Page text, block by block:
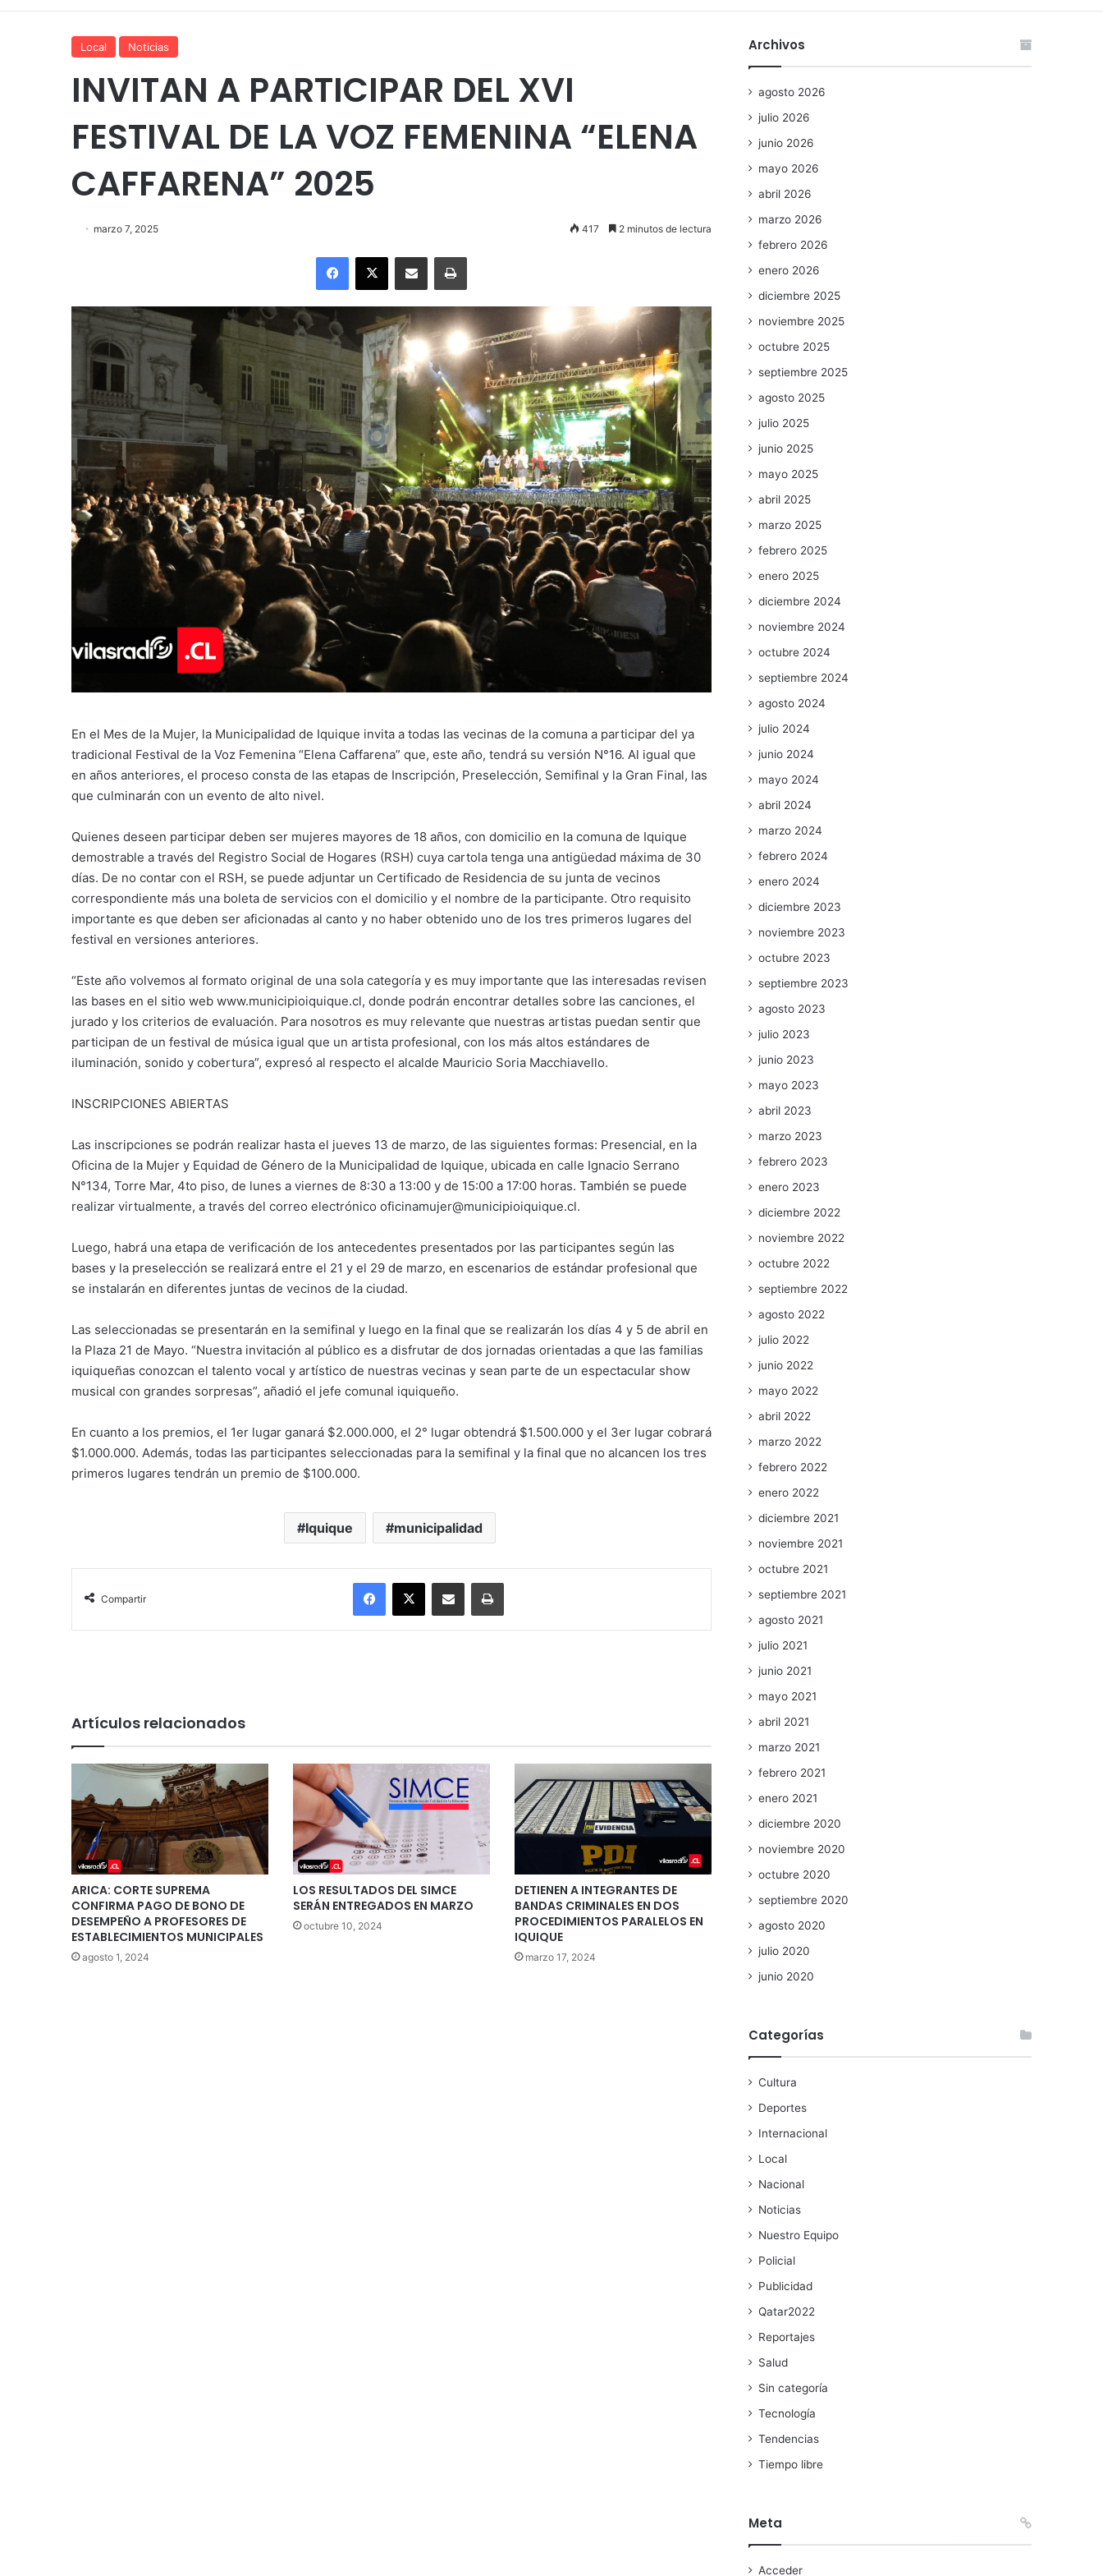
Local Noticias
INVITAN A PARTICIPAR DEL XVI
FESTIVAL DE LA VOZ FEMENINA “ELENA
CAFFARENA” 2025
marzo 7, 2025 417 2 minutos de lectura
Facebook
X Enviar vía email Imprimir
En el Mes de la Mujer, la Municipalidad de Iquique invita a todas las vecinas de la comuna a participar del ya
tradicional Festival de la Voz Femenina “Elena Caffarena” que, este año, tendrá su versión N°16. Al igual que
en años anteriores, el proceso consta de las etapas de Inscripción, Preselección, Semifinal y la Gran Final, las
que culminarán con un evento de alto nivel.
Quienes deseen participar deben ser mujeres mayores de 18 años, con domicilio en la comuna de Iquique
demostrable a través del Registro Social de Hogares (RSH) cuya cartola tenga una antigüedad máxima de 30
días. De no contar con el RSH, se puede adjuntar un Certificado de Residencia de su junta de vecinos
correspondiente más una boleta de servicios con el domicilio y el nombre de la participante. Otro requisito
importante es que deben ser aficionadas al canto y no haber obtenido uno de los tres primeros lugares del
festival en versiones anteriores.
“Este año volvemos al formato original de una sola categoría y es muy importante que las interesadas revisen
las bases en el sitio web www.municipioiquique.cl, donde podrán encontrar detalles sobre las canciones, el
jurado y los criterios de evaluación. Para nosotros es muy relevante que nuestras artistas puedan sentir que
participan de un festival de música igual que un artista profesional, con los más altos estándares de
iluminación, sonido y cobertura”, expresó al respecto el alcalde Mauricio Soria Macchiavello.
INSCRIPCIONES ABIERTAS
Las inscripciones se podrán realizar hasta el jueves 13 de marzo, de las siguientes formas: Presencial, en la
Oficina de la Mujer y Equidad de Género de la Municipalidad de Iquique, ubicada en calle Ignacio Serrano
N°134, Torre Mar, 4to piso, de lunes a viernes de 8:30 a 13:00 y de 15:00 a 17:00 horas. También se puede
realizar virtualmente, a través del correo electrónico oficinamujer@municipioiquique.cl.
Luego, habrá una etapa de verificación de los antecedentes presentados por las participantes según las
bases y la preselección se realizará entre el 21 y el 29 de marzo, en escenarios de estándar profesional que
se instalarán en diferentes juntas de vecinos de la ciudad.
Las seleccionadas se presentarán en la semifinal y luego en la final que se realizarán los días 4 y 5 de abril en
la Plaza 21 de Mayo. “Nuestra invitación al público es a disfrutar de dos jornadas orientadas a que las familias
iquiqueñas conozcan el talento vocal y artístico de nuestras vecinas y sean parte de un espectacular show
musical con grandes sorpresas”, añadió el jefe comunal iquiqueño.
En cuanto a los premios, el 1er lugar ganará $2.000.000, el 2° lugar obtendrá $1.500.000 y el 3er lugar cobrará
$1.000.000. Además, todas las participantes seleccionadas para la semifinal y la final que no alcancen los tres
primeros lugares tendrán un premio de $100.000.
Iquique municipalidad
Compartir
Facebook
X Enviar vía email Imprimir
Artículos relacionados
ARICA: CORTE SUPREMA
CONFIRMA PAGO DE BONO DE
DESEMPEÑO A PROFESORES DE
ESTABLECIMIENTOS MUNICIPALES
agosto 1, 2024
LOS RESULTADOS DEL SIMCE
SERÁN ENTREGADOS EN MARZO
octubre 10, 2024
DETIENEN A INTEGRANTES DE
BANDAS CRIMINALES EN DOS
PROCEDIMIENTOS PARALELOS EN
IQUIQUE
marzo 17, 2024
Archivos
agosto 2026
julio 2026
junio 2026
mayo 2026
abril 2026
marzo 2026
febrero 2026
enero 2026
diciembre 2025
noviembre 2025
octubre 2025
septiembre 2025
agosto 2025
julio 2025
junio 2025
mayo 2025
abril 2025
marzo 2025
febrero 2025
enero 2025
diciembre 2024
noviembre 2024
octubre 2024
septiembre 2024
agosto 2024
julio 2024
junio 2024
mayo 2024
abril 2024
marzo 2024
febrero 2024
enero 2024
diciembre 2023
noviembre 2023
octubre 2023
septiembre 2023
agosto 2023
julio 2023
junio 2023
mayo 2023
abril 2023
marzo 2023
febrero 2023
enero 2023
diciembre 2022
noviembre 2022
octubre 2022
septiembre 2022
agosto 2022
julio 2022
junio 2022
mayo 2022
abril 2022
marzo 2022
febrero 2022
enero 2022
diciembre 2021
noviembre 2021
octubre 2021
septiembre 2021
agosto 2021
julio 2021
junio 2021
mayo 2021
abril 2021
marzo 2021
febrero 2021
enero 2021
diciembre 2020
noviembre 2020
octubre 2020
septiembre 2020
agosto 2020
julio 2020
junio 2020
Categorías
Cultura
Deportes
Internacional
Local
Nacional
Noticias
Nuestro Equipo
Policial
Publicidad
Qatar2022
Reportajes
Salud
Sin categoría
Tecnología
Tendencias
Tiempo libre
Meta
Acceder